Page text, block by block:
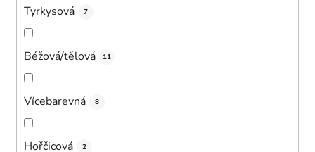
Tyrkysová 7
Béžová/tělová 11
Vícebarevná 8
Hořčicová 2